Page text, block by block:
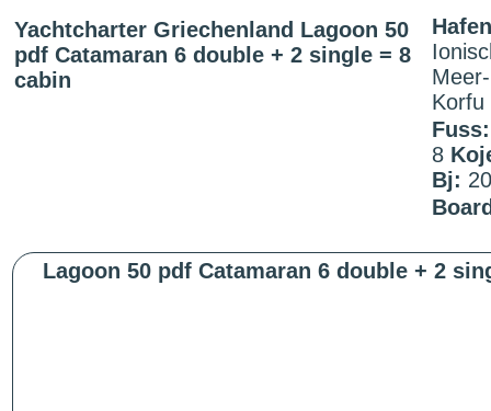
Yachtcharter Griechenland Lagoon 50
pdf Catamaran 6 double + 2 single = 8
cabin
Meer-
Korfu
Fuss:
8
Bj:
Lagoon 50 pdf Catamaran 6 double + 2